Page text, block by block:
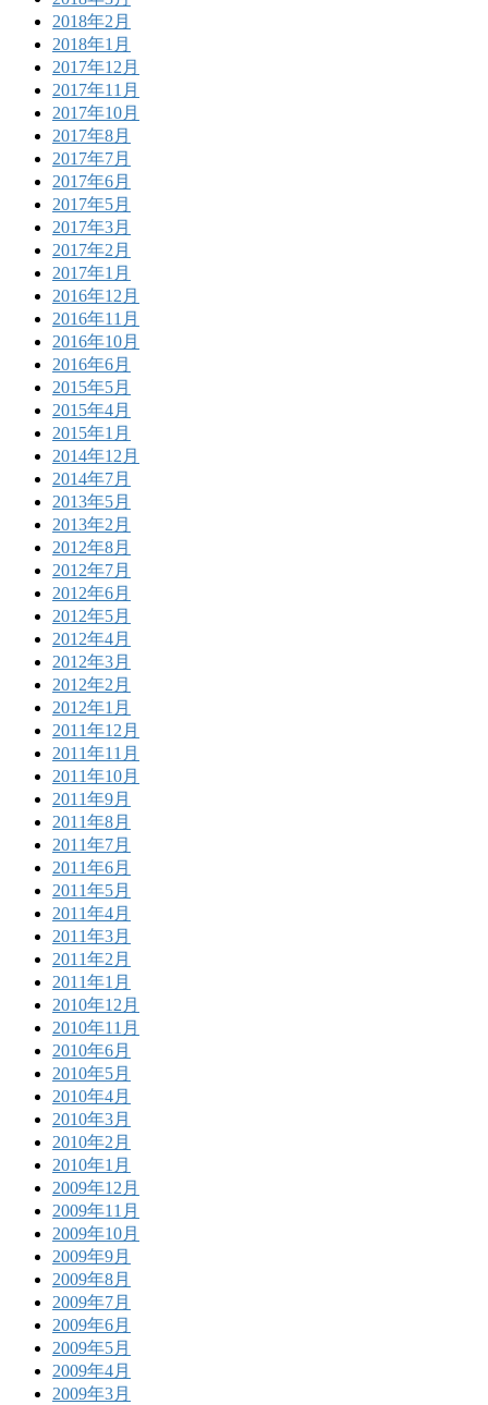
2018年2月
2018年1月
2017年12月
2017年11月
2017年10月
2017年8月
2017年7月
2017年6月
2017年5月
2017年3月
2017年2月
2017年1月
2016年12月
2016年11月
2016年10月
2016年6月
2015年5月
2015年4月
2015年1月
2014年12月
2014年7月
2013年5月
2013年2月
2012年8月
2012年7月
2012年6月
2012年5月
2012年4月
2012年3月
2012年2月
2012年1月
2011年12月
2011年11月
2011年10月
2011年9月
2011年8月
2011年7月
2011年6月
2011年5月
2011年4月
2011年3月
2011年2月
2011年1月
2010年12月
2010年11月
2010年6月
2010年5月
2010年4月
2010年3月
2010年2月
2010年1月
2009年12月
2009年11月
2009年10月
2009年9月
2009年8月
2009年7月
2009年6月
2009年5月
2009年4月
2009年3月